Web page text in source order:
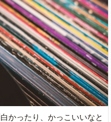
かったり、かっこいいなと